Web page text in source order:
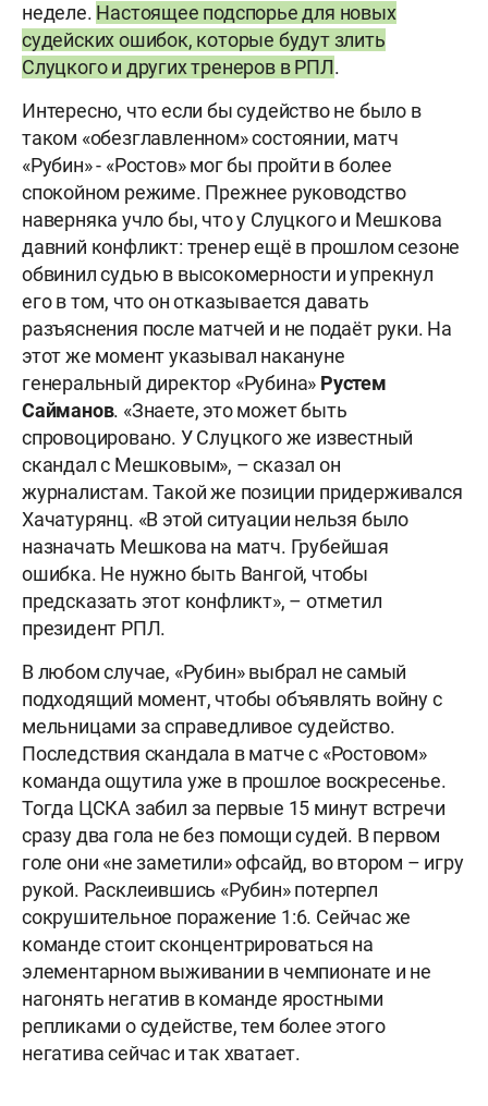
неделе. Настоящее подспорье для новых
судейских ошибок, которые будут злить
Слуцкого и других тренеров в РПЛ.
Интересно, что если бы судейство не было в
таком «обезглавленном» состоянии, матч
«Рубин» - «Ростов» мог бы пройти в более
спокойном режиме. Прежнее руководство
наверняка учло бы, что у Слуцкого и Мешкова
давний конфликт: тренер ещё в прошлом сезоне
обвинил судью в высокомерности и упрекнул
его в том, что он отказывается давать
разъяснения после матчей и не подаёт руки. На
этот же момент указывал накануне
генеральный директор «Рубина» Рустем
Сайманов. «Знаете, это может быть
спровоцировано. У Слуцкого же известный
скандал с Мешковым», – сказал он
журналистам. Такой же позиции придерживался
Хачатурянц. «В этой ситуации нельзя было
назначать Мешкова на матч. Грубейшая
ошибка. Не нужно быть Вангой, чтобы
предсказать этот конфликт», – отметил
президент РПЛ.
В любом случае, «Рубин» выбрал не самый
подходящий момент, чтобы объявлять войну с
мельницами за справедливое судейство.
Последствия скандала в матче с «Ростовом»
команда ощутила уже в прошлое воскресенье.
Тогда ЦСКА забил за первые 15 минут встречи
сразу два гола не без помощи судей. В первом
голе они «не заметили» офсайд, во втором – игру
рукой. Расклеившись «Рубин» потерпел
сокрушительное поражение 1:6. Сейчас же
команде стоит сконцентрироваться на
элементарном выживании в чемпионате и не
нагонять негатив в команде яростными
репликами о судействе, тем более этого
негатива сейчас и так хватает.